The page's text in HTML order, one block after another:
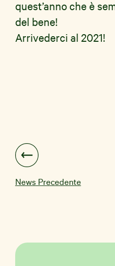
quest’anno che è
del bene!
Arrivederci al 2021!
News Precedente